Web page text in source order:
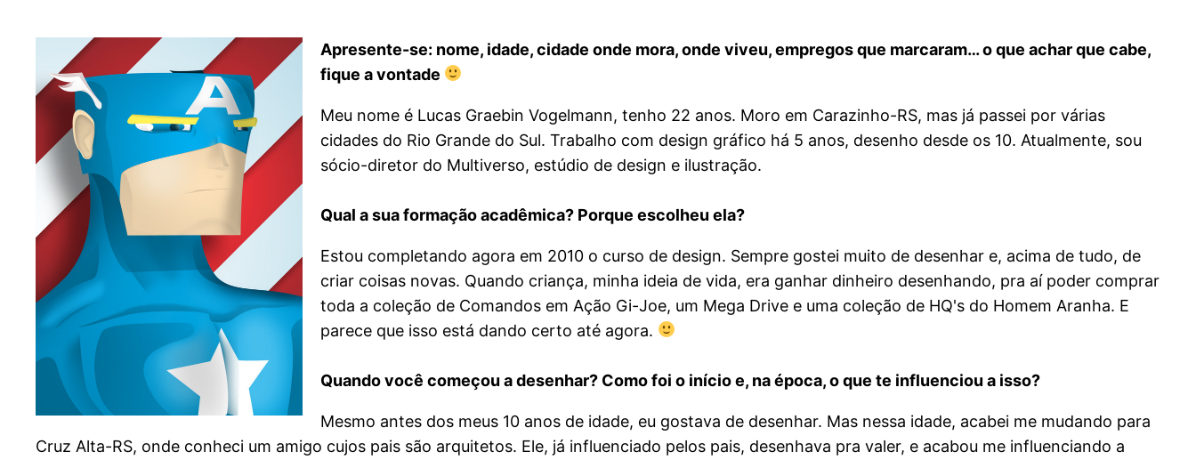
Apresente-se: nome, idade, cidade onde mora, onde viveu, empregos que marcaram… o que achar que cabe,
fique a vontade
Meu nome é Lucas Graebin Vogelmann, tenho 22 anos. Moro em Carazinho-RS, mas já passei por várias
cidades do Rio Grande do Sul. Trabalho com design gráfico há 5 anos, desenho desde os 10. Atualmente, sou
sócio-diretor do Multiverso, estúdio de design e ilustração.
Qual a sua formação acadêmica? Porque escolheu ela?
Estou completando agora em 2010 o curso de design. Sempre gostei muito de desenhar e, acima de tudo, de
criar coisas novas. Quando criança, minha ideia de vida, era ganhar dinheiro desenhando, pra aí poder comprar
toda a coleção de Comandos em Ação Gi-Joe, um Mega Drive e uma coleção de HQ's do Homem Aranha. E
parece que isso está dando certo até agora.
Quando você começou a desenhar? Como foi o início e, na época, o que te influenciou a isso?
Mesmo antes dos meus 10 anos de idade, eu gostava de desenhar. Mas nessa idade, acabei me mudando para
Cruz Alta-RS, onde conheci um amigo cujos pais são arquitetos. Ele, já influenciado pelos pais, desenhava pra valer, e acabou me influenciando a